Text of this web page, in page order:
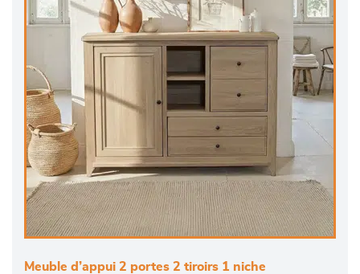
Meuble d’appui 2 portes 2 tiroirs 1 niche